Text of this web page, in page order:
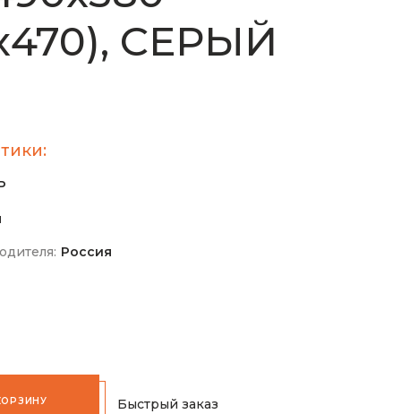
СЕРЫЙ
Россия
Быстрый заказ